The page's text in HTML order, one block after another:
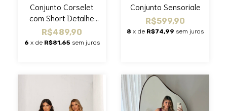
Conjunto Corselet
com Short Detalhe
Argola
R$489,90
6 x de R$81,65 sem juros
Conjunto Sensoriale
R$599,90
8 x de R$74,99 sem juros